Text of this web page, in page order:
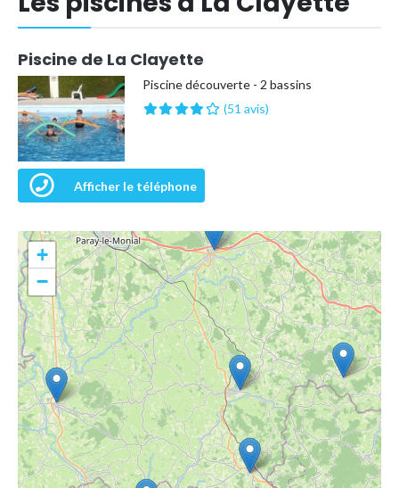
Piscine de La Clayette
Piscine découverte - 2 bassins
(51 avis)
Afficher le téléphone
+
−